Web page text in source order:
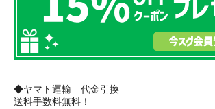
◆ヤマト運輸 代金引換
送料手数料無料！